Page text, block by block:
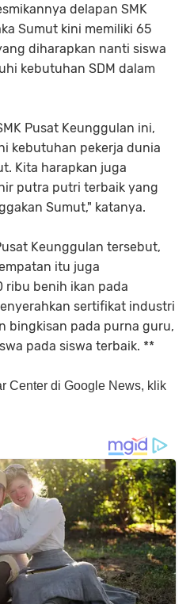
delapan SMK
Sumut kini memiliki 65
diharapkan nanti siswa
kebutuhan SDM dalam
Pusat Keunggulan ini,
kebutuhan pekerja dunia
Kita harapkan juga
putra putri terbaik yang
Sumut," katanya.
Keunggulan tersebut,
itu juga
ribu benih ikan pada
sertifikat industri
bingkisan pada purna guru,
pada siswa terbaik. **
Center di Google News, klik